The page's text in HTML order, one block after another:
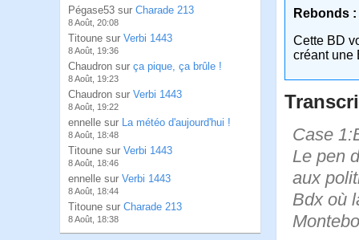
Pégase53 sur Charade 213
8 Août, 20:08
Titoune sur Verbi 1443
8 Août, 19:36
Chaudron sur ça pique, ça brûle !
8 Août, 19:23
Chaudron sur Verbi 1443
8 Août, 19:22
ennelle sur La météo d'aujourd'hui !
8 Août, 18:48
Titoune sur Verbi 1443
8 Août, 18:46
ennelle sur Verbi 1443
8 Août, 18:44
Titoune sur Charade 213
8 Août, 18:38
Rebonds :
Cette BD
créant une
Case
Le pen
aux
Bdx où